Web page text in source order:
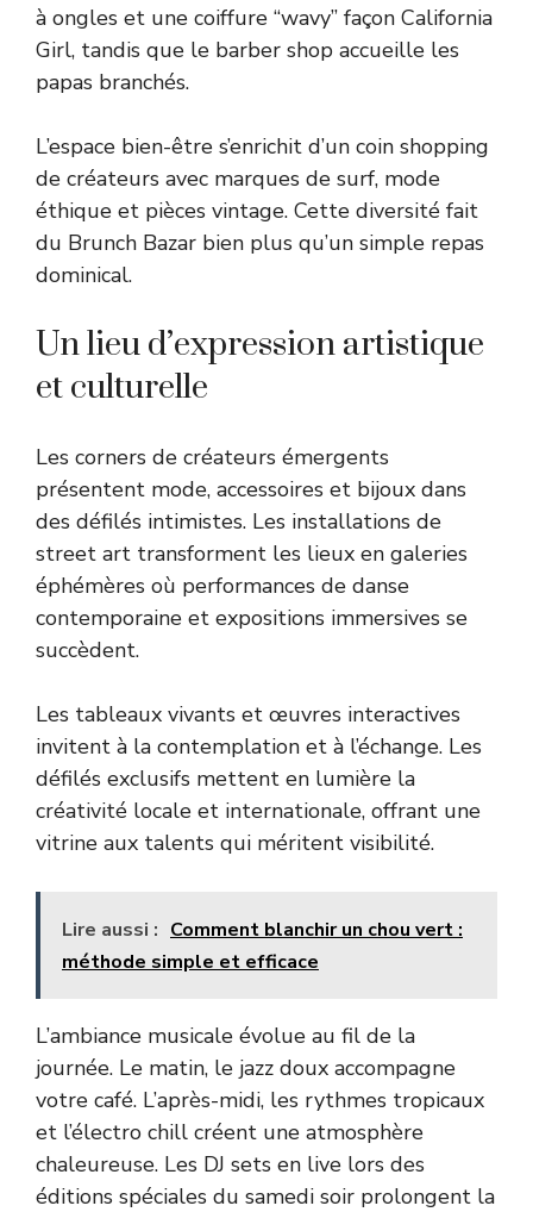
à ongles et une coiffure “wavy” façon California
Girl, tandis que le barber shop accueille les
papas branchés.
L’espace bien-être s’enrichit d’un coin shopping
de créateurs avec marques de surf, mode
éthique et pièces vintage. Cette diversité fait
du Brunch Bazar bien plus qu’un simple repas
dominical.
Un lieu d’expression artistique
et culturelle
Les corners de créateurs émergents
présentent mode, accessoires et bijoux dans
des défilés intimistes. Les installations de
street art transforment les lieux en galeries
éphémères où performances de danse
contemporaine et expositions immersives se
succèdent.
Les tableaux vivants et œuvres interactives
invitent à la contemplation et à l’échange. Les
défilés exclusifs mettent en lumière la
créativité locale et internationale, offrant une
vitrine aux talents qui méritent visibilité.
Lire aussi : Comment blanchir un chou vert :
méthode simple et efficace
L’ambiance musicale évolue au fil de la
journée. Le matin, le jazz doux accompagne
votre café. L’après-midi, les rythmes tropicaux
et l’électro chill créent une atmosphère
chaleureuse. Les DJ sets en live lors des
éditions spéciales du samedi soir prolongent la